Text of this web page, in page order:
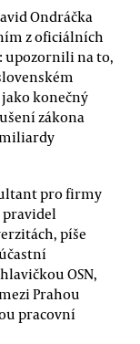
Ondráčka
z oficiálních
upozornili na to,
konečný
zákona
pro firmy
pravidel
píše
OSN,
Prahou
pracovní